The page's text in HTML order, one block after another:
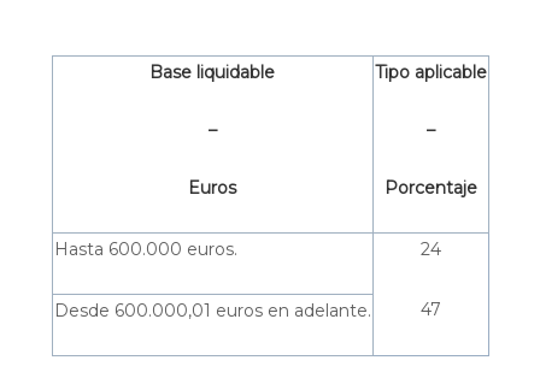
Base liquidable
–
Euros
Tipo aplicable
–
Porcentaje
Hasta 600.000 euros. 24
Desde 600.000,01 euros en adelante. 47